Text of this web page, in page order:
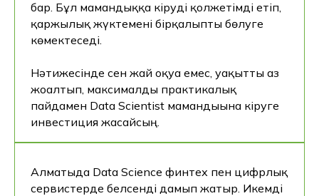
бар. Бұл мамандыққа кіруді қолжетімді етіп,
қаржылық жүктемені бірқалыпты бөлуге
көмектеседі.
Нәтижесінде сен жай оқуға емес, уақытты аз
жоғалтып, максималды практикалық
пайдамен Data Scientist мамандығына кіруге
инвестиция жасайсың.
Алматыда Data Science финтех пен цифрлық
сервистерде белсенді дамып жатыр. Икемді